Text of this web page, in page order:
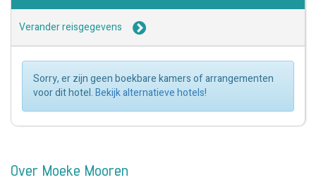
Verander reisgegevens
Sorry, er zijn geen boekbare kamers of arrangementen
voor dit hotel.Bekijk alternatieve hotels!
Over Moeke Mooren